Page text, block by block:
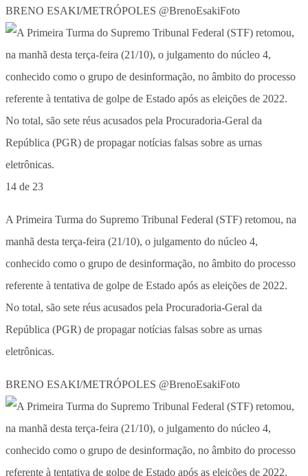
BRENO ESAKI/METRÓPOLES @BrenoEsakiFoto
14 de 23
A Primeira Turma do Supremo Tribunal Federal (STF) retomou, na
manhã desta terça-feira (21/10), o julgamento do núcleo 4,
conhecido como o grupo de desinformação, no âmbito do processo
referente à tentativa de golpe de Estado após as eleições de 2022.
No total, são sete réus acusados pela Procuradoria-Geral da
República (PGR) de propagar notícias falsas sobre as urnas
eletrônicas.
BRENO ESAKI/METRÓPOLES @BrenoEsakiFoto